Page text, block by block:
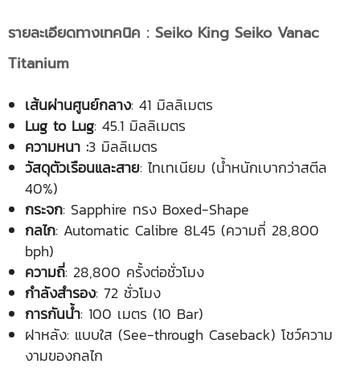
รายละเอียดทางเทคนิค : Seiko King Seiko Vanac
Titanium
เส้นผ่านศูนย์กลาง: 41 มิลลิเมตร
Lug to Lug: 45.1 มิลลิเมตร
ความหนา :3 มิลลิเมตร
วัสดุตัวเรือนและสาย: ไทเทเนียม (น้ำหนักเบากว่าสตีล
40%)
กระจก: Sapphire ทรง Boxed-Shape
กลไก: Automatic Calibre 8L45 (ความถี่ 28,800
bph)
ความถี่: 28,800 ครั้งต่อชั่วโมง
กำลังสำรอง: 72 ชั่วโมง
การกันน้ำ: 100 เมตร (10 Bar)
ฝาหลัง: แบบใส (See-through Caseback) โชว์ความ
งามของกลไก